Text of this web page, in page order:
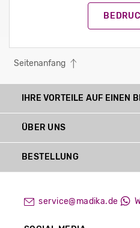
Seitenanfang
IHRE VORTEILE AUF EINEN
service@madika.de
ÜBER UNS
BESTELLUNG